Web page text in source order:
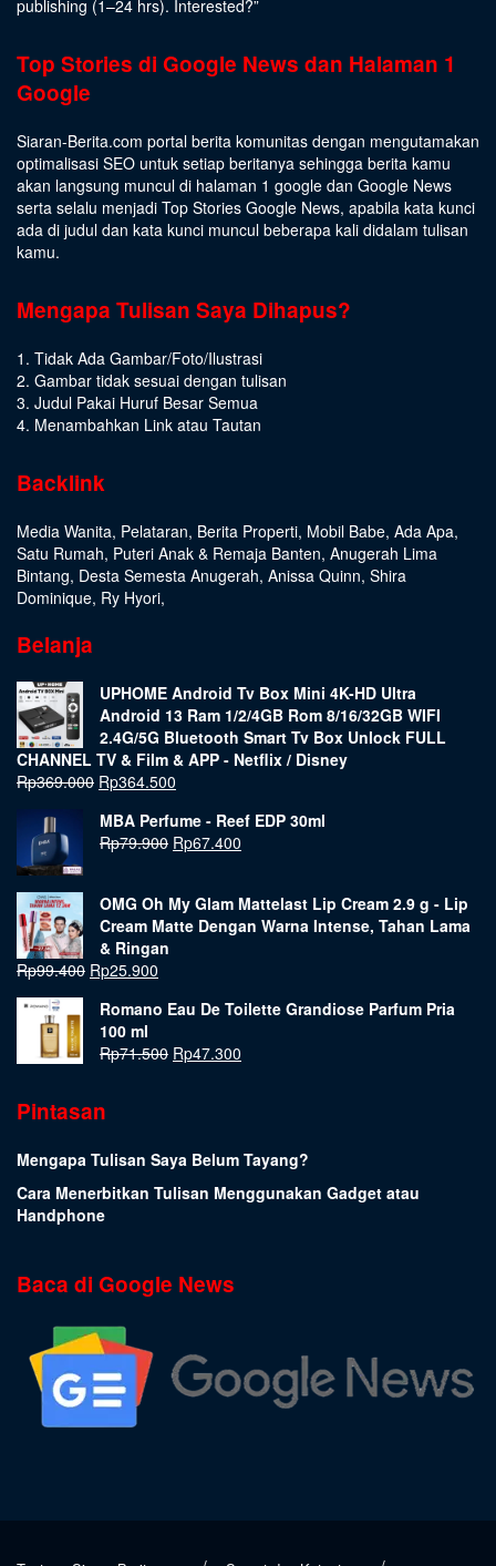
publishing (1–24 hrs). Interested?”
Top Stories di Google News dan Halaman 1
Google
Siaran-Berita.com portal berita komunitas dengan mengutamakan
optimalisasi SEO untuk setiap beritanya sehingga berita kamu
akan langsung muncul di halaman 1 google dan Google News
serta selalu menjadi Top Stories Google News, apabila kata kunci
ada di judul dan kata kunci muncul beberapa kali didalam tulisan
kamu.
Mengapa Tulisan Saya Dihapus?
1. Tidak Ada Gambar/Foto/Ilustrasi
2. Gambar tidak sesuai dengan tulisan
3. Judul Pakai Huruf Besar Semua
4. Menambahkan Link atau Tautan
Backlink
Media Wanita, Pelataran, Berita Properti, Mobil Babe, Ada Apa,
Satu Rumah, Puteri Anak & Remaja Banten, Anugerah Lima
Bintang, Desta Semesta Anugerah, Anissa Quinn, Shira
Dominique, Ry Hyori,
Belanja
UPHOME Android Tv Box Mini 4K-HD Ultra
Android 13 Ram 1/2/4GB Rom 8/16/32GB WIFI
2.4G/5G Bluetooth Smart Tv Box Unlock FULL
CHANNEL TV & Film & APP - Netflix / Disney
Rp369.000 Rp364.500
MBA Perfume - Reef EDP 30ml
Rp79.900 Rp67.400
OMG Oh My Glam Mattelast Lip Cream 2.9 g - Lip
Cream Matte Dengan Warna Intense, Tahan Lama
& Ringan
Rp99.400 Rp25.900
Romano Eau De Toilette Grandiose Parfum Pria
100 ml
Rp71.500 Rp47.300
Pintasan
Mengapa Tulisan Saya Belum Tayang?
Cara Menerbitkan Tulisan Menggunakan Gadget atau
Handphone
Baca di Google News